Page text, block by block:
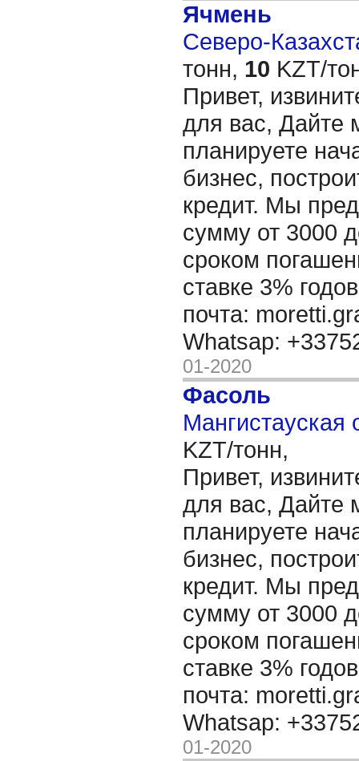
Ячмень
Северо-
тонн, 10 KZT/
Привет,
для вас, Дайте
планируете
бизнес,
кредит. Мы
сумму от 3000
сроком
ставке 3%
почта:
Whatsap:
01-2020
Фасоль
KZT/тонн,
Привет,
для вас, Дайте
планируете
бизнес,
кредит. Мы
сумму от 3000
сроком
ставке 3%
почта:
Whatsap:
01-2020